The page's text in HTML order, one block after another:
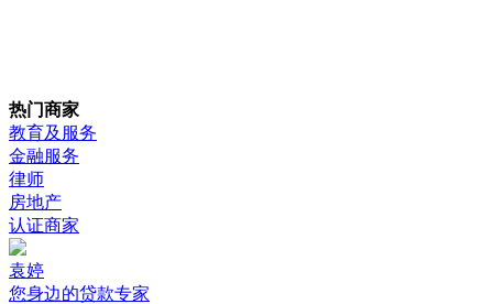
热门商家
教育及服务
金融服务
律师
房地产
认证商家
袁婷
您身边的贷款专家